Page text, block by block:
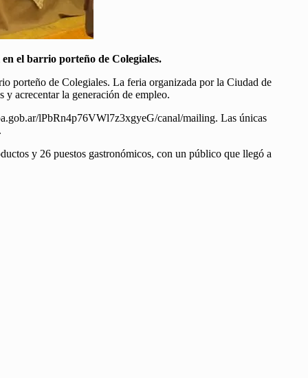
el barrio porteño de Colegiales.
porteño de Colegiales. La feria organizada por la Ciudad de
acrecentar la generación de empleo.
lPbRn4p76VWl7z3xgyeG/canal/mailing. Las únicas
y 26 puestos gastronómicos, con un público que llegó a